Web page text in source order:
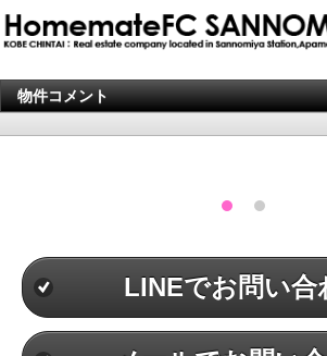
物件コメント
LINEでお問い合